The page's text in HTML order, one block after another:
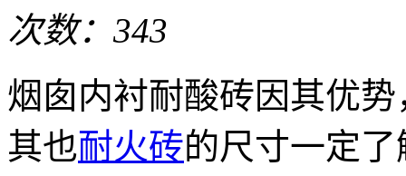
次数：343
烟囱内衬耐酸砖因其优
其也耐火砖的尺寸一定